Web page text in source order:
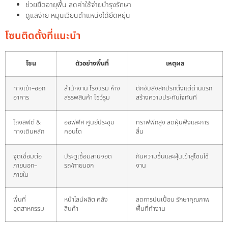
ช่วยยืดอายุพื้น ลดค่าใช้จ่ายบำรุงรักษา
ดูแลง่าย หมุนเวียนตำแหน่งได้ยืดหยุ่น
โซนติดตั้งที่แนะนำ
โซน ตัวอย่างพื้นที่ เหตุผล
ทางเข้า–ออก
อาคาร
สำนักงาน โรงแรม ห้าง
สรรพสินค้า โชว์รูม
ดักจับสิ่งสกปรกตั้งแต่ด่านแรก
สร้างความประทับใจทันที
โถงลิฟต์ &
ทางเดินหลัก
ออฟฟิศ ศูนย์ประชุม
คอนโด
ทราฟฟิกสูง ลดฝุ่นฟุ้งและการ
ลื่น
จุดเชื่อมต่อ
ภายนอก–
ภายใน
ประตูเชื่อมลานจอด
รถ/ภายนอก
กันความชื้นและฝุ่นเข้าสู่โซนใช้
งาน
พื้นที่
อุตสาหกรรม
หน้าไลน์ผลิต คลัง
สินค้า
ลดการปนเปื้อน รักษาคุณภาพ
พื้นที่ทำงาน